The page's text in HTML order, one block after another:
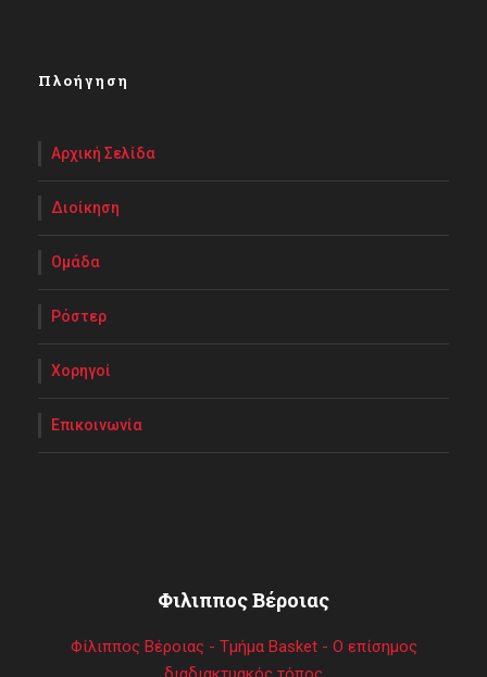
Πλοήγηση
Αρχική Σελίδα
Διοίκηση
Ομάδα
Ρόστερ
Χορηγοί
Επικοινωνία
Φιλιππος Βέροιας
Φίλιππος Βέροιας - Τμήμα Basket - Ο επίσημος